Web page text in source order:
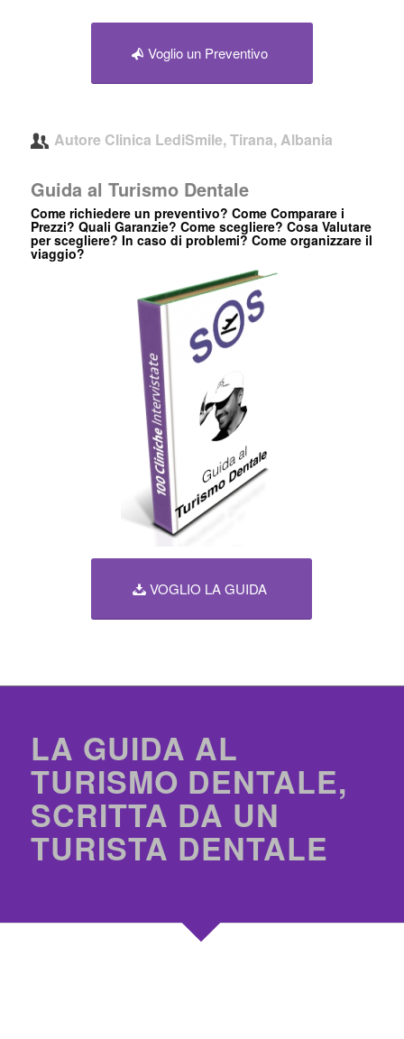
Voglio un Preventivo
Autore Clinica LediSmile, Tirana, Albania
Guida al Turismo Dentale
Come richiedere un preventivo? Come Comparare i
Prezzi? Quali Garanzie? Come scegliere? Cosa Valutare
per scegliere? In caso di problemi? Come organizzare il
viaggio?
VOGLIO LA GUIDA
LA GUIDA AL
TURISMO DENTALE,
SCRITTA DA UN
TURISTA DENTALE